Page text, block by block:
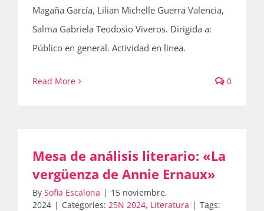
Magaña García, Lilian Michelle Guerra Valencia,
Salma Gabriela Teodosio Viveros. Dirigida a:
Público en general. Actividad en línea.
Read More 0
Mesa de análisis literario: «La
vergüenza de Annie Ernaux»
By Sofia Escalona | 15 noviembre,
2024 | Categories: 25N 2024, Literatura | Tags: